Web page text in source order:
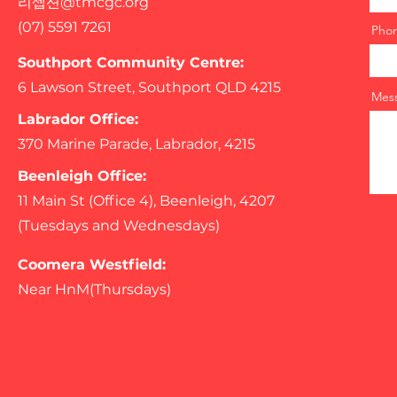
(07) 5591 7261
Southport Community Centre:
6 Lawson Street, Southport QLD 4215
Labrador Office:
370 Marine Parade, Labrador, 4215
Beenleigh Office:
11 Main St (Office 4), Beenleigh, 4207
(Tuesdays and Wednesdays)
Coomera Westfield:
Near HnM(Thursdays)